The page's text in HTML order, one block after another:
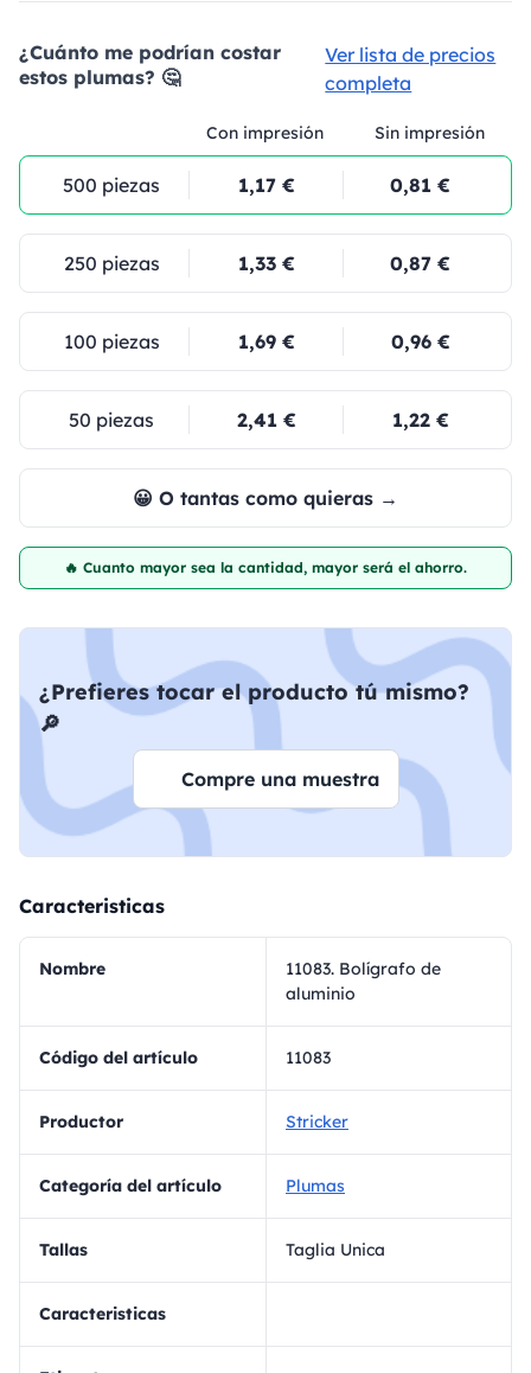
¿Cuánto me podrían costar
estos plumas? 🤔
Ver lista de precios
completa
Con impresión Sin impresión
500 piezas 1,17 € 0,81 €
250 piezas 1,33 € 0,87 €
100 piezas 1,69 € 0,96 €
50 piezas 2,41 € 1,22 €
😀 O tantas como quieras →
🔥 Cuanto mayor sea la cantidad, mayor será el ahorro.
¿Prefieres tocar el producto tú mismo?
🔎
Compre una muestra
Caracteristicas
Nombre
11083. Bolígrafo de
aluminio
Código del artículo 11083
Productor Stricker
Categoría del artículo Plumas
Tallas Taglia Unica
Caracteristicas